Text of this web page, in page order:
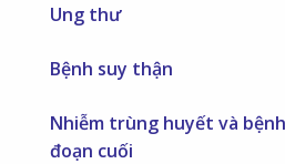
Ung thư
Bệnh suy thận
Nhiễm trùng huyết và
đoạn cuối